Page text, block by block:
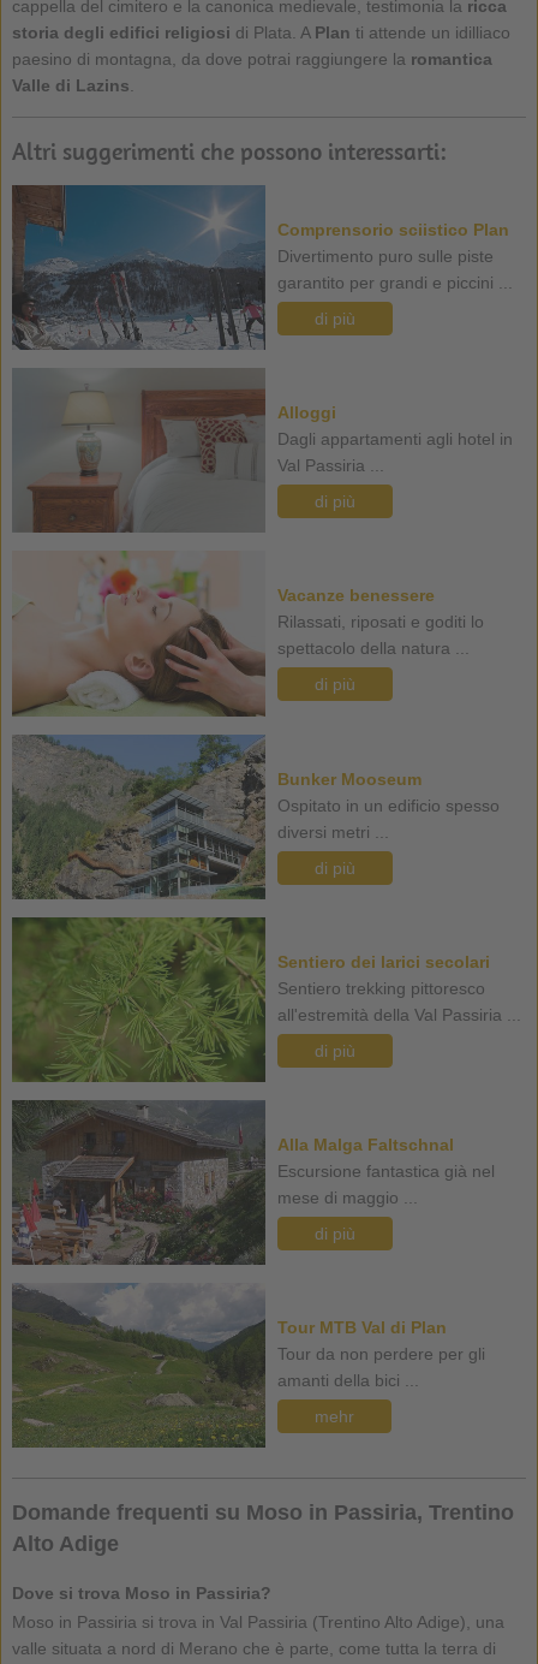
cappella del cimitero e la canonica medievale, testimonia la ricca
storia degli edifici religiosi di Plata. A Plan ti attende un idilliaco
paesino di montagna, da dove potrai raggiungere la romantica
Valle di Lazins.
Altri suggerimenti che possono interessarti:
Comprensorio sciistico Plan
Divertimento puro sulle piste
garantito per grandi e piccini ...
di più
Alloggi
Dagli appartamenti agli hotel in
Val Passiria ...
di più
Vacanze benessere
Rilassati, riposati e goditi lo
spettacolo della natura ...
di più
Bunker Mooseum
Ospitato in un edificio spesso
diversi metri ...
di più
Sentiero dei larici secolari
Sentiero trekking pittoresco
all'estremità della Val Passiria ...
di più
Alla Malga Faltschnal
Escursione fantastica già nel
mese di maggio ...
di più
Tour MTB Val di Plan
Tour da non perdere per gli
amanti della bici ...
mehr
Domande frequenti su Moso in Passiria, Trentino
Alto Adige
Dove si trova Moso in Passiria?
Moso in Passiria si trova in Val Passiria (Trentino Alto Adige), una
valle situata a nord di Merano che è parte, come tutta la terra di